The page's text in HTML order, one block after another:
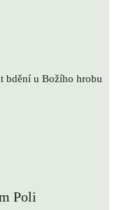
bdění u Božího hrobu
Poli